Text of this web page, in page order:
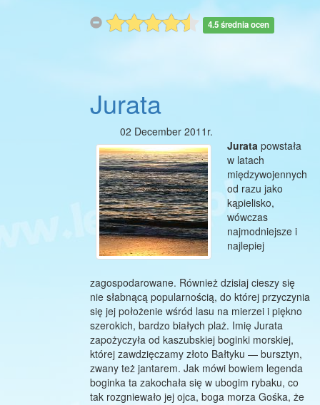
4.5 średnia ocen
Jurata
02 December 2011r.
Jurata powstała
w latach
międzywojennych
od razu jako
kąpielisko,
wówczas
najmodniejsze i
najlepiej
zagospodarowane. Również dzisiaj cieszy się
nie słabnącą popularnością, do której przyczynia
się jej położenie wśród lasu na mierzei i piękno
szerokich, bardzo białych plaż. Imię Jurata
zapożyczyła od kaszubskiej boginki morskiej,
której zawdzięczamy złoto Bałtyku — bursztyn,
zwany też jantarem. Jak mówi bowiem legenda
boginka ta zakochała się w ubogim rybaku, co
tak rozgniewało jej ojca, boga morza Gośka, że